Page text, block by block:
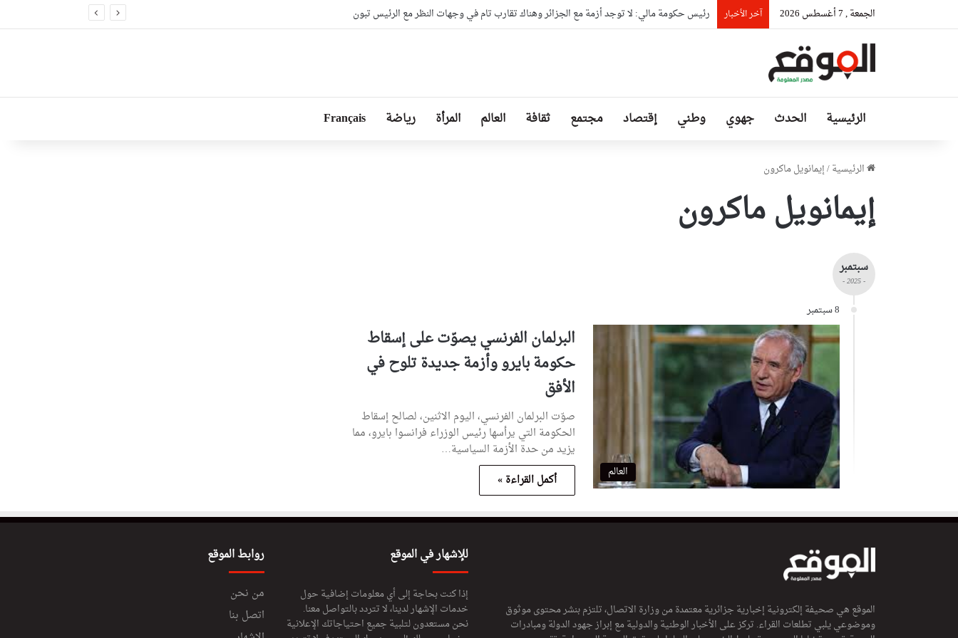
الجمعة , 7 أغسطس 2026 آخر الأخبار رئيس حكومة مالي: لا توجد أزمة مع الجزائر وهناك تقارب تام في وجهات النظر مع الرئيس تبون
الرئيسية الحدث جهوي وطني إقتصاد مجتمع ثقافة العالم المرأة رياضة Français
الرئيسية/إيمانويل ماكرون
إيمانويل ماكرون
سبتمبر
- 2025 -
8 سبتمبر
العالم
البرلمان الفرنسي يصوّت على إسقاط
حكومة بايرو وأزمة جديدة تلوح في
الأفق
صوّت البرلمان الفرنسي، اليوم الاثنين، لصالح إسقاط
الحكومة التي يرأسها رئيس الوزراء فرانسوا بايرو، مما
يزيد من حدة الأزمة السياسية…
أكمل القراءة »
الموقع هي صحيفة إلكترونية إخبارية جزائرية معتمدة من وزارة الاتصال، تلتزم بنشر محتوى موثوق
وموضوعي يلبي تطلعات القراء. تركز على الأخبار الوطنية والدولية مع إبراز جهود الدولة ومبادرات
للإشهار في الموقع
إذا كنت بحاجة إلى أي معلومات إضافية حول
خدمات الإشهار لدينا، لا تتردد بالتواصل معنا.
نحن مستعدون لتلبية جميع احتياجاتك الإعلانية
روابط الموقع
من نحن
اتصل بنا